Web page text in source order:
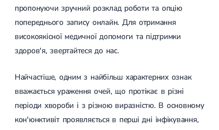
пропонуючи зручний розклад роботи та опцію
попереднього запису онлайн. Для отримання
високоякісної медичної допомоги та підтримки
здоров'я, звертайтеся до нас.
Найчастіше, одним з найбільш характерних ознак
вважається ураження очей, що протікає в різні
періоди хвороби і з різною виразністю. В основному
кон'юнктивіт проявляється в перші дні інфікування,